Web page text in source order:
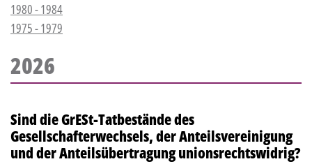
1980 - 1984
1975 - 1979
2026
Sind die GrESt-Tatbestände des
Gesellschafterwechsels, der Anteilsvereinigung
und der Anteilsübertragung unionsrechtswidrig?